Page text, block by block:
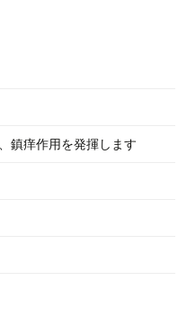
鎮痒作用を発揮します